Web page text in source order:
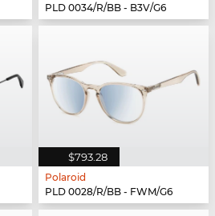
PLD 0034/R/BB - B3V/G6
$793.28
Polaroid
PLD 0028/R/BB - FWM/G6